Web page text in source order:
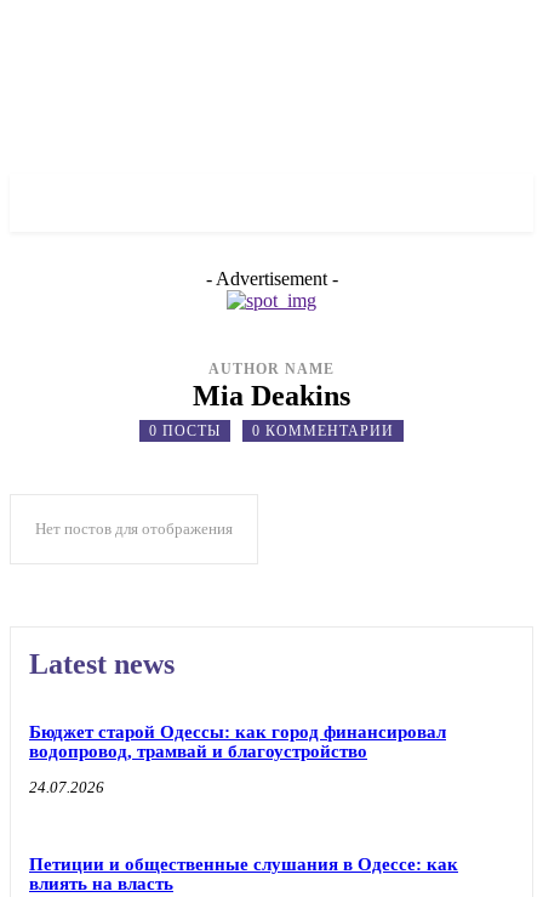
- Advertisement -
AUTHOR NAME
Mia Deakins
0 ПОСТЫ 0 КОММЕНТАРИИ
Нет постов для отображения
Latest news
Бюджет старой Одессы: как город финансировал
водопровод, трамвай и благоустройство
24.07.2026
Петиции и общественные слушания в Одессе: как
влиять на власть